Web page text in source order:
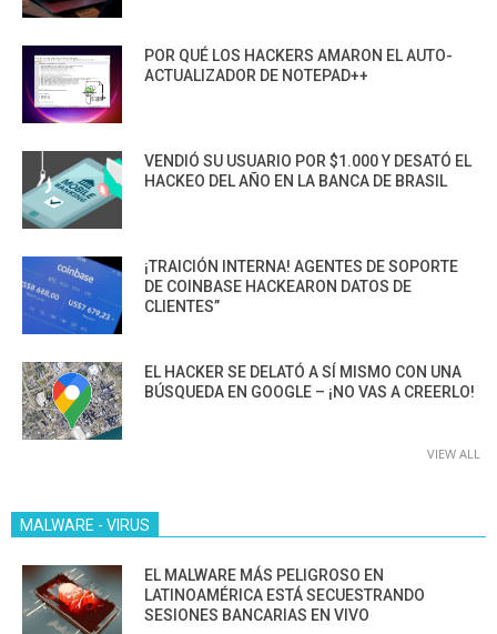
POR QUÉ LOS HACKERS AMARON EL AUTO-
ACTUALIZADOR DE NOTEPAD++
VENDIÓ SU USUARIO POR $1.000 Y DESATÓ EL
HACKEO DEL AÑO EN LA BANCA DE BRASIL
¡TRAICIÓN INTERNA! AGENTES DE SOPORTE
DE COINBASE HACKEARON DATOS DE
CLIENTES”
EL HACKER SE DELATÓ A SÍ MISMO CON UNA
BÚSQUEDA EN GOOGLE – ¡NO VAS A CREERLO!
VIEW ALL
MALWARE - VIRUS
EL MALWARE MÁS PELIGROSO EN
LATINOAMÉRICA ESTÁ SECUESTRANDO
SESIONES BANCARIAS EN VIVO